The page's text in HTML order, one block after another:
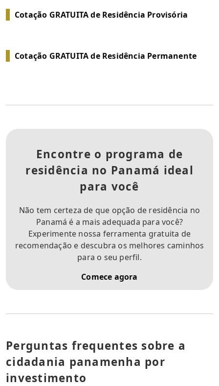
Cotação GRATUITA de Residência Provisória
Cotação GRATUITA de Residência Permanente
Encontre o programa de
residência no Panamá ideal
para você
Não tem certeza de que opção de residência no
Panamá é a mais adequada para você?
Experimente nossa ferramenta gratuita de
recomendação e descubra os melhores caminhos
para o seu perfil.
Comece agora
Perguntas frequentes sobre a
cidadania panamenha por
investimento